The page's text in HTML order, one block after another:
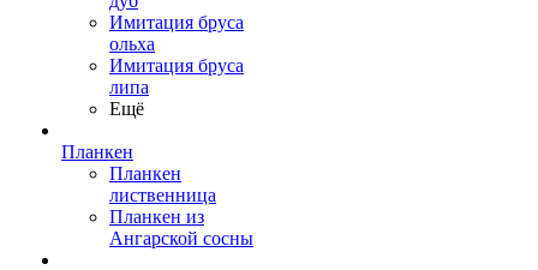
Имитация бруса
ольха
Имитация бруса
липа
Ещё
Планкен
Планкен
лиственница
Планкен из
Ангарской сосны